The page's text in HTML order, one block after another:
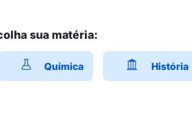
sua matéria:
Química História